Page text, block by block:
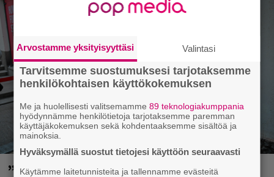
”Mitä isompi vehje, sen paremmin
Arvostamme yksityisyyttäsi Valintasi
Tarvitsemme suostumuksesi tarjotaksemme
henkilökohtaisen käyttökokemuksen
Me ja huolellisesti valitsemamme89 teknologiakumppania
hyödynnämme henkilötietoja tarjotaksemme paremman
käyttäjäkokemuksen sekä kohdentaaksemme sisältöä ja
mainoksia.
Hyväksymällä suostut tietojesi käyttöön seuraavasti
Käytämme laitetunnisteita ja tallennamme evästeitä